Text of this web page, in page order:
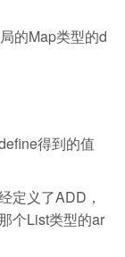
的Map类型的d
得到的值
定义了ADD，
个List类型的ar